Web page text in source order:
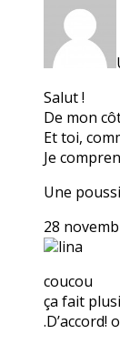
Salut !
De mon
Et toi,
Je
Une
28
lina
coucou
ça fait
.D’accord!